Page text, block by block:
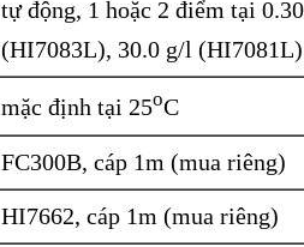
tự động, 1 hoặc 2 điểm tại
(HI7083L), 30.0 g/l (HI7081L)
mặc định tại 25oC
FC300B, cáp 1m (mua riêng)
HI7662, cáp 1m (mua riêng)